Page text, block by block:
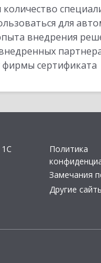
для
внедрения
фирмы сертификата
Политика
Замечания
Другие